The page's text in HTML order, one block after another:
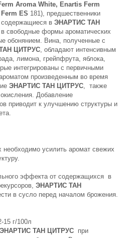
Aroma White, Enartis Ferm
ES 181), предшественники
содержащиеся в ЭНАРТИС ТАН
свободные формы ароматических
обонянием. Вина, полученные с
ЦИТРУС, обладают интенсивным
лимона, грейпфрута, яблока,
интегрированы с первичными
произведенным во время
ЭНАРТИС ТАН ЦИТРУС, также
Добавление
приводит к улучшению структуры и
необходимо усилить аромат свежих
эффекта от содержащихся в
ЭНАРТИС ТАН
в сусло перед началом брожения.
15 г/100л
ЭНАРТИС ТАН ЦИТРУС при